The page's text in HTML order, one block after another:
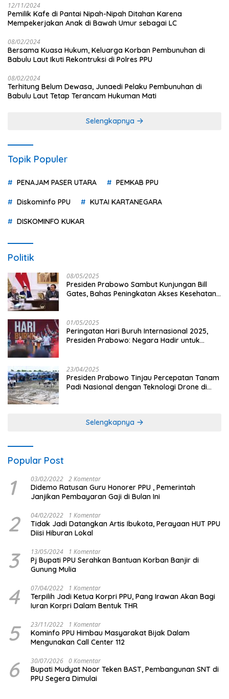
12/11/2024
Pemilik Kafe di Pantai Nipah-Nipah Ditahan Karena
Mempekerjakan Anak di Bawah Umur sebagai LC
08/02/2024
Bersama Kuasa Hukum, Keluarga Korban Pembunuhan di
Babulu Laut Ikuti Rekontruksi di Polres PPU
08/02/2024
Terhitung Belum Dewasa, Junaedi Pelaku Pembunuhan di
Babulu Laut Tetap Terancam Hukuman Mati
Selengkapnya
Topik Populer
PENAJAM PASER UTARA PEMKAB PPU
Diskominfo PPU KUTAI KARTANEGARA
DISKOMINFO KUKAR
Politik
08/05/2025
Presiden Prabowo Sambut Kunjungan Bill
Gates, Bahas Peningkatan Akses Kesehatan
01/05/2025
Peringatan Hari Buruh Internasional 2025,
Presiden Prabowo: Negara Hadir untuk
23/04/2025
Presiden Prabowo Tinjau Percepatan Tanam
Padi Nasional dengan Teknologi Drone di
Selengkapnya
Popular Post
1 03/02/2022 2 Komentar
Didemo Ratusan Guru Honorer PPU , Pemerintah
Janjikan Pembayaran Gaji di Bulan Ini
2 04/02/2022 1 Komentar
Tidak Jadi Datangkan Artis Ibukota, Perayaan HUT PPU
Diisi Hiburan Lokal
3 13/05/2024 1 Komentar
Pj Bupati PPU Serahkan Bantuan Korban Banjir di
Gunung Mulia
4 07/04/2022 1 Komentar
Terpilih Jadi Ketua Korpri PPU, Pang Irawan Akan Bagi
Iuran Korpri Dalam Bentuk THR
5 23/11/2022 1 Komentar
Kominfo PPU Himbau Masyarakat Bijak Dalam
Mengunakan Call Center 112
6 30/07/2026 0 Komentar
Bupati Mudyat Noor Teken BAST, Pembangunan SNT di
PPU Segera Dimulai